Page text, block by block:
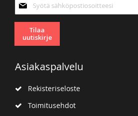
uutiskirjeemme:
Tilaa
uutiskirje
Asiakaspalvelu
Rekisteriseloste
Toimitusehdot